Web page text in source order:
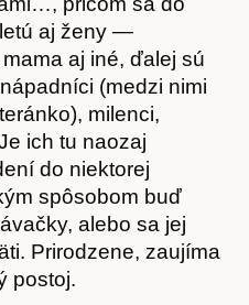
aj ženy —
aj iné, ďalej sú
(medzi nimi
milenci,
ich tu naozaj
do niektorej
spôsobom buď
alebo sa jej
Prirodzene, zaujíma
postoj.